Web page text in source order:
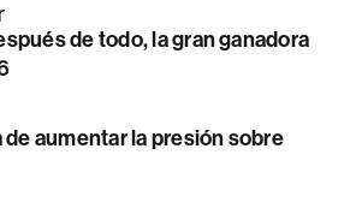
de todo, la gran ganadora
aumentar la presión sobre